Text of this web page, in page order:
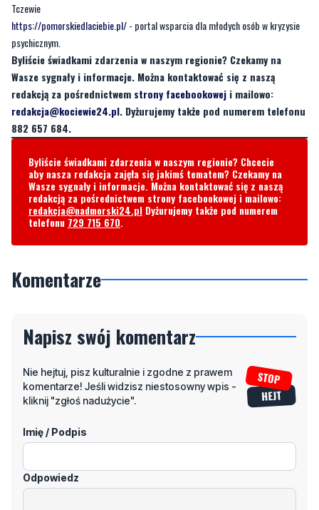
Tczewie
https://pomorskiedlaciebie.pl/- portal wsparcia dla młodych osób w kryzysie
psychicznym.
Byliście świadkami zdarzenia w naszym regionie? Czekamy na
Wasze sygnały i informacje. Można kontaktować się z naszą
redakcją za pośrednictwem strony facebookowej i mailowo:
redakcja@kociewie24.pl. Dyżurujemy także pod numerem telefonu
882 657 684.
Byliście świadkami zdarzenia w naszym regionie? Chcecie
aby nasza redakcja zajęła się jakimś tematem? Czekamy na
Wasze sygnały i informacje. Można kontaktować się z naszą
redakcją za pośrednictwem strony facebookowej i mailowo:
redakcja@nadmorski24.pl Dyżurujemy także pod numerem
telefonu 729 715 670.
Komentarze
Napisz swój komentarz
Nie hejtuj, pisz kulturalnie i zgodne z prawem
komentarze! Jeśli widzisz niestosowny wpis -
kliknij "zgłoś nadużycie".
Imię / Podpis
Odpowiedz